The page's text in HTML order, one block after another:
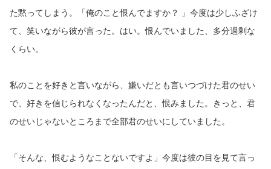
た黙ってしまう。「俺のこと恨んでますか？ 」今度は少しふざけ
て、笑いながら彼が言った。はい。恨んでいました、多分過剰な
くらい。
私のことを好きと言いながら、嫌いだとも言いつづけた君のせい
で、好きを信じられなくなったんだと、恨みました。きっと、君
のせいじゃないところまで全部君のせいにしていました。
「そんな、恨むようなことないですよ」今度は彼の目を見て言っ